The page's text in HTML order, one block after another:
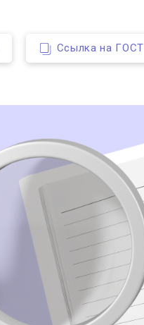
Ссылка на ГОСТ